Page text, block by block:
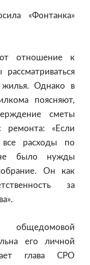
«Фонтанка»
отношение к
жилья. Однако в
поясняют,
сметы
ремонта: «Если
все расходы по
было нужды
Он как
за
общедомовой
его личной
глава СРО